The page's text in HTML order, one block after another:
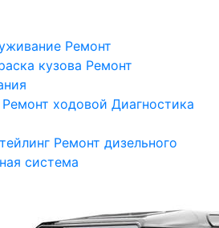
Ремонт
кузова Ремонт
Ремонт ходовой Диагностика
Ремонт дизельного
система